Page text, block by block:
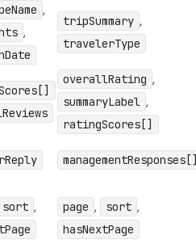
,
,
tripSummary ,
travelerType
overallRating ,
summaryLabel ,
ratingScores[]
sort , page , sort ,
hasNextPage